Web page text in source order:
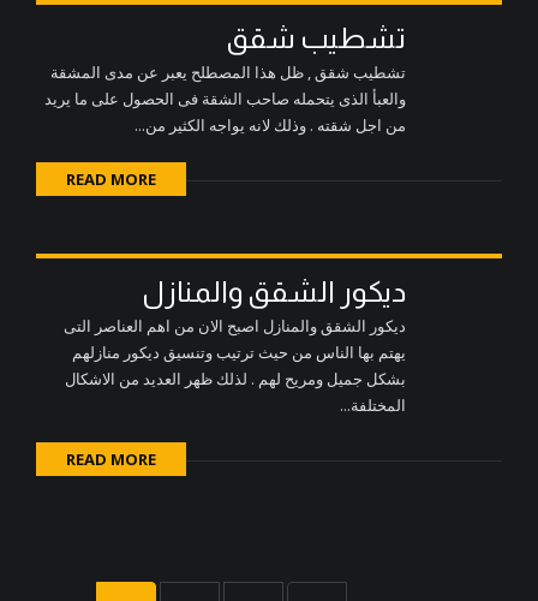
تشطيب شقق
تشطيب شقق , ظل هذا المصطلح يعبر عن مدى المشقة
والعبأ الذى يتحمله صاحب الشقة فى الحصول على ما يريد
من اجل شقته . وذلك لانه يواجه الكثير من...
READ MORE
ديكور الشقق والمنازل
ديكور الشقق والمنازل اصبح الان من اهم العناصر التى
يهتم بها الناس من حيث ترتيب وتنسيق ديكور منازلهم
بشكل جميل ومريح لهم . لذلك ظهر العديد من الاشكال
المختلفة...
READ MORE